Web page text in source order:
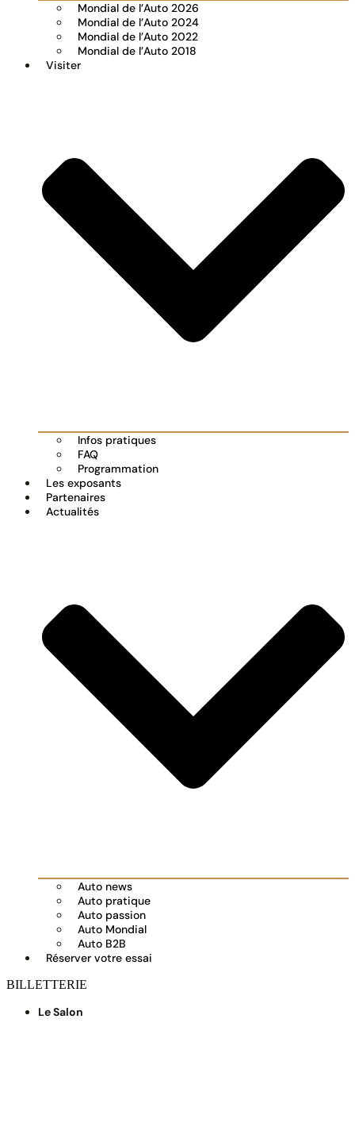
Mondial de l’Auto 2026
Mondial de l’Auto 2024
Mondial de l’Auto 2022
Mondial de l’Auto 2018
Visiter
Infos pratiques
FAQ
Programmation
Les exposants
Partenaires
Actualités
Auto news
Auto pratique
Auto passion
Auto Mondial
Auto B2B
Réserver votre essai
BILLETTERIE
Le Salon